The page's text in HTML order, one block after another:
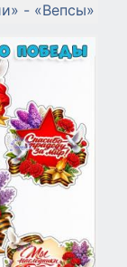
- «Вепсы»